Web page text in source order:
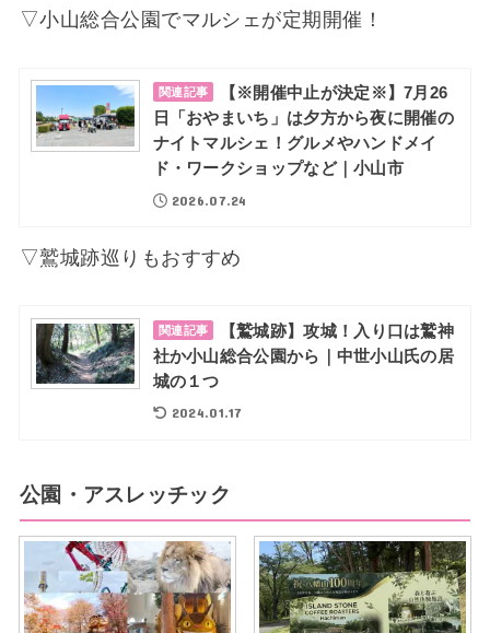
▽小山総合公園でマルシェが定期開催！
関連記事
【※開催中止が決定※】7月26
日「おやまいち」は夕方から夜に開催の
ナイトマルシェ！グルメやハンドメイ
ド・ワークショップなど｜小山市
2026.07.24
▽鷲城跡巡りもおすすめ
関連記事
【鷲城跡】攻城！入り口は鷲神
社か小山総合公園から｜中世小山氏の居
城の１つ
2024.01.17
公園・アスレッチック